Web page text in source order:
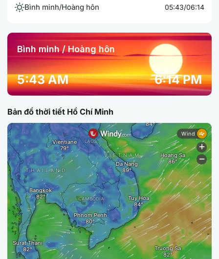
Bình minh/Hoàng hôn 05:43/06:14
Bình minh / Hoàng hôn
5:43 AM 6:14 PM
Bản đồ thời tiết Hồ Chí Minh